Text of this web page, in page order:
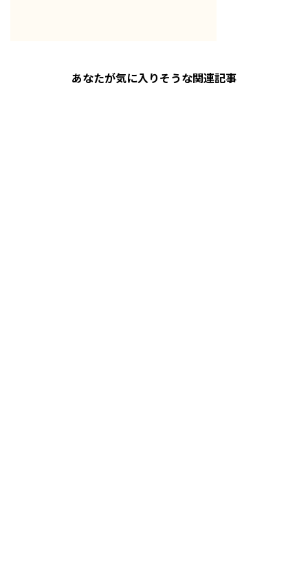
あなたが気に入りそうな関連記事